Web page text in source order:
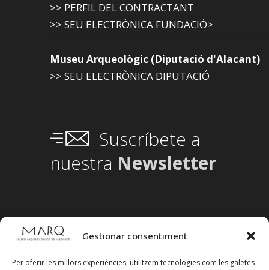
Gestionar consentiment
Per oferir les millors experiències, utilitzem tecnologies com les galetes
>> PERFIL DEL CONTRACTANT
>> SEU ELECTRÒNICA FUNDACIÓ>
Museu Arqueològic (Diputació d'Alacant)
>> SEU ELECTRÒNICA DIPUTACIÓ
Suscríbete a
nuestra Newsletter